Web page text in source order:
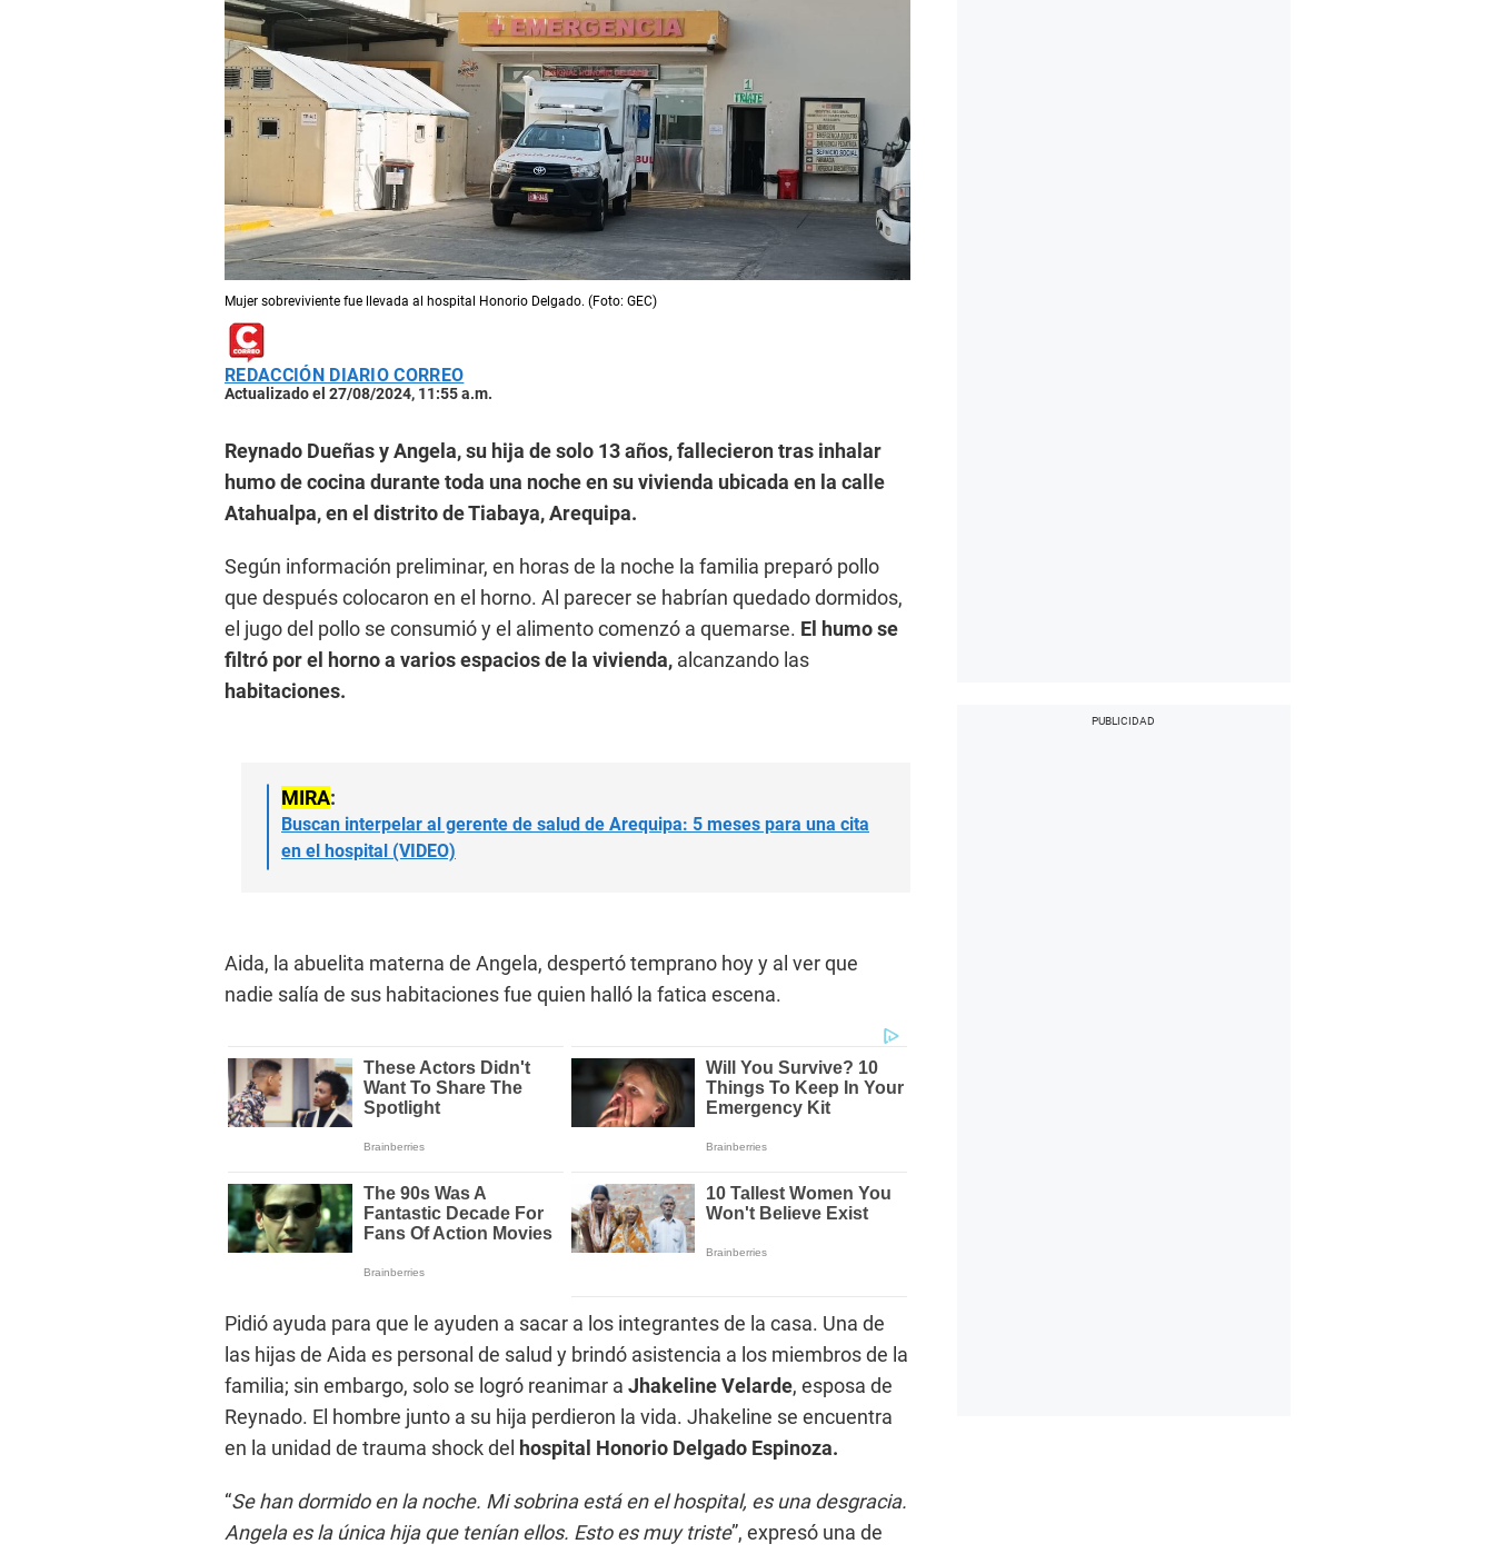
Mujer sobreviviente fue llevada al hospital Honorio Delgado. (Foto: GEC)
REDACCIÓN DIARIO CORREO
Actualizado el 27/08/2024, 11:55 a.m.
Reynado Dueñas y Angela, su hija de solo 13 años, fallecieron tras inhalar
humo de cocina durante toda una noche en su vivienda ubicada en la calle
Atahualpa, en el distrito de Tiabaya, Arequipa.
Según información preliminar, en horas de la noche la familia preparó pollo
que después colocaron en el horno. Al parecer se habrían quedado dormidos,
el jugo del pollo se consumió y el alimento comenzó a quemarse. El humo se
filtró por el horno a varios espacios de la vivienda, alcanzando las
habitaciones.
MIRA:
Buscan interpelar al gerente de salud de Arequipa: 5 meses para una cita
en el hospital (VIDEO)
Aida, la abuelita materna de Angela, despertó temprano hoy y al ver que
nadie salía de sus habitaciones fue quien halló la fatica escena.
Pidió ayuda para que le ayuden a sacar a los integrantes de la casa. Una de
las hijas de Aida es personal de salud y brindó asistencia a los miembros de la
familia; sin embargo, solo se logró reanimar a Jhakeline Velarde, esposa de
Reynado. El hombre junto a su hija perdieron la vida. Jhakeline se encuentra
en la unidad de trauma shock del hospital Honorio Delgado Espinoza.
“Se han dormido en la noche. Mi sobrina está en el hospital, es una desgracia.
Angela es la única hija que tenían ellos. Esto es muy triste”, expresó una de